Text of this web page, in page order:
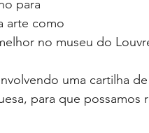
para
arte como
no museu do
uma cartilha
para que possamos